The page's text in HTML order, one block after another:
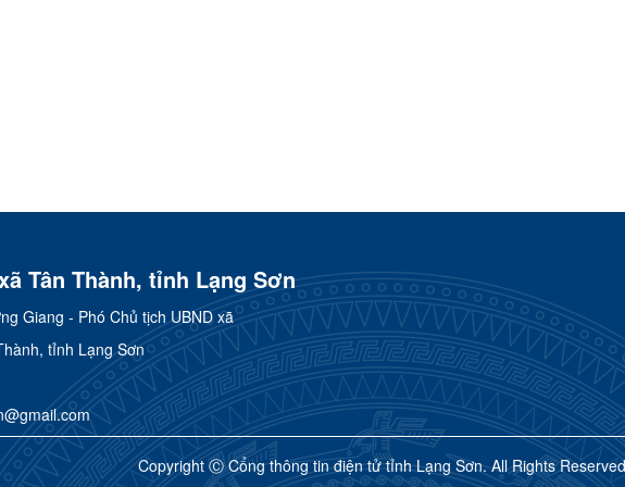
Tân Thành, tỉnh Lạng Sơn
Giang - Phó Chủ tịch UBND xã
tỉnh Lạng Sơn
Copyright Ⓒ Cổng thông tin điện tử tỉnh Lạng Sơn. All Rights Reserved